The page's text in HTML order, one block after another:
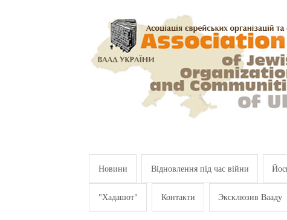
Новини Відновлення під час війни
"Хадашот" Контакти Эксклюзив Вааду